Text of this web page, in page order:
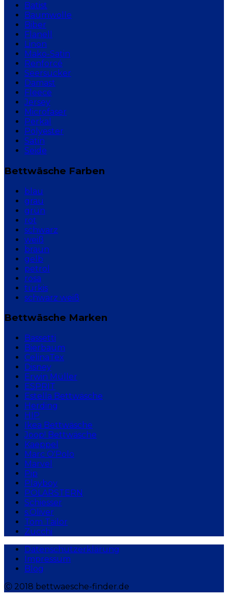
Batist
Baumwolle
Biber
Flanell
Linon
Mako-Satin
Renforcé
Seersucker
Damast
Fleece
Jersey
Microfaser
Perkal
Polyester
Satin
Seide
Bettwäsche Farben
blau
grau
grün
rot
schwarz
weiß
braun
gelb
petrol
rosa
türkis
schwarz weiß
Bettwäsche Marken
Bassetti
Bierbaum
CelinaTex
Disney
Erwin Müller
ESPRIT
Estella Bettwäsche
Herding
HIP
Ikea Bettwäsche
Joop! Bettwäsche
Kaeppel
Marc O'Polo
Marvel
Pip
Playboy
POLARSTERN
Schiesser
s.Oliver
Tom Tailor
Zucchi
Datenschutzerklärung
Impressum
Blog
Ⓒ 2018 bettwaesche-finder.de